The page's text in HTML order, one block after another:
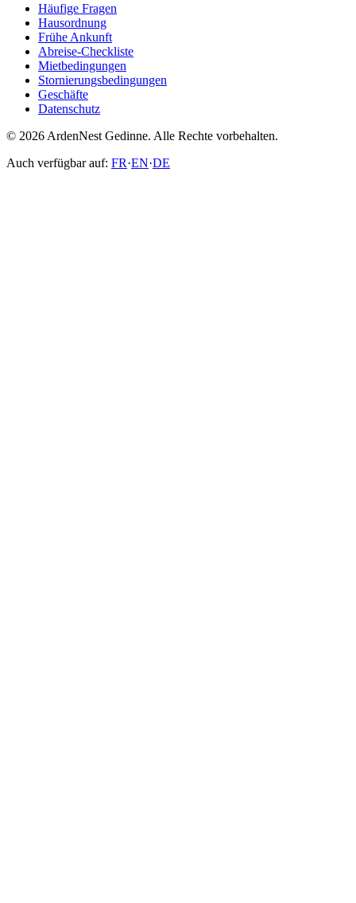
Häufige Fragen
Hausordnung
Frühe Ankunft
Abreise-Checkliste
Mietbedingungen
Stornierungsbedingungen
Geschäfte
Datenschutz
© 2026 ArdenNest Gedinne. Alle Rechte vorbehalten.
Auch verfügbar auf: FR·EN·DE